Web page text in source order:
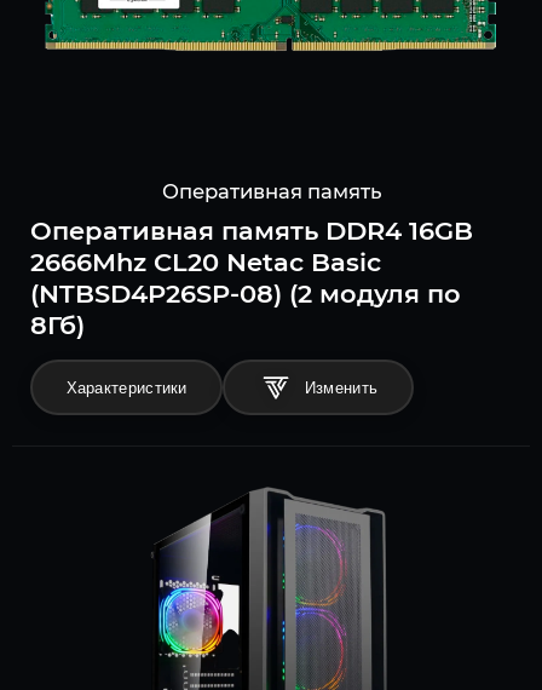
Оперативная память
Оперативная память DDR4 16GB
2666Mhz CL20 Netac Basic
(NTBSD4P26SP-08) (2 модуля по
8Гб)
Характеристики